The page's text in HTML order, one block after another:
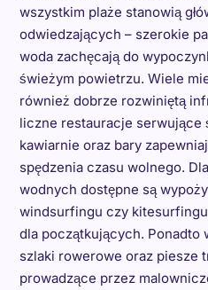
wszystkim plaże stanowią
odwiedzających – szerokie
woda zachęcają do
świeżym powietrzu. Wiele
również dobrze rozwiniętą
liczne restauracje serwujące
kawiarnie oraz bary
spędzenia czasu wolnego.
wodnych dostępne są
windsurfingu czy
dla początkujących.
szlaki rowerowe oraz piesze
prowadzące przez